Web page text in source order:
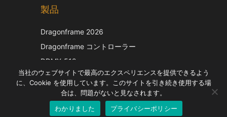
製品
Dragonframe 2026
Dragonframe コントローラー
DDMX-512
DMC-32
EOS LV補正キャップ
当社のウェブサイトで最高のエクスペリエンスを提供できるよう
に、Cookie を使用しています。このサイトを引き続き使用する場
合は、問題がないと見なされます。
わかりました
プライバシーポリシー
Japanese
English
German